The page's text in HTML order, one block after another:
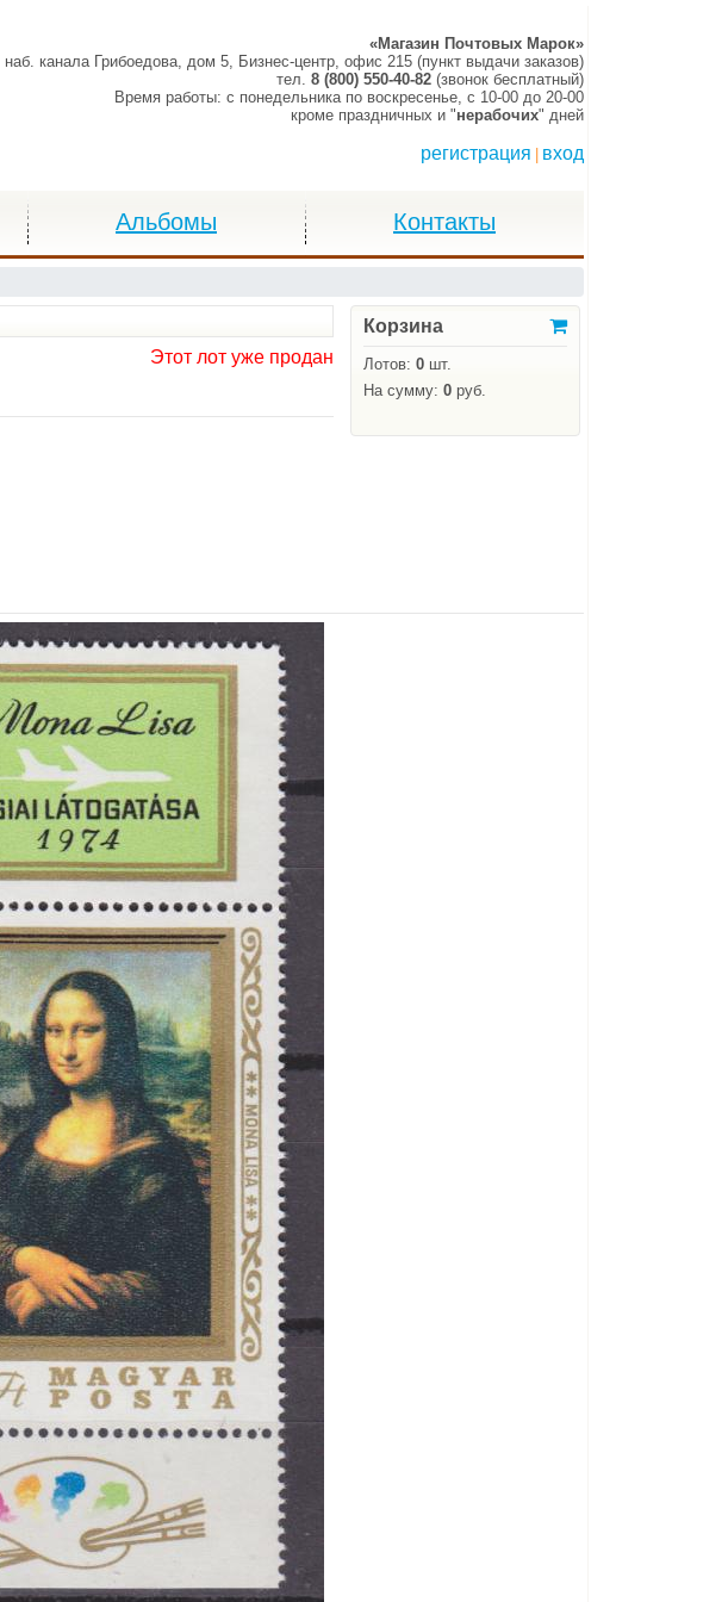
«Магазин Почтовых Марок»
наб. канала Грибоедова, дом 5, Бизнес-центр, офис 215 (пункт выдачи заказов)
тел. 8 (800) 550-40-82 (звонок бесплатный)
Время работы: c понедельника по воскресенье, c 10-00 до 20-00
кроме праздничных и "нерабочих" дней
регистрация вход
Альбомы Контакты
Корзина
Лотов:0 шт.
На сумму:0 руб.
Этот лот уже продан